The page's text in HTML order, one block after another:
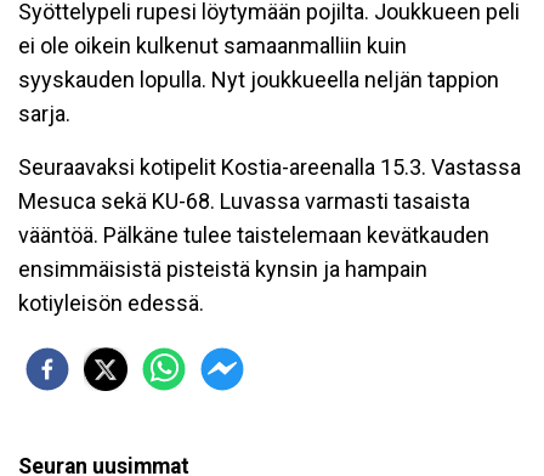
Syöttelypeli rupesi löytymään pojilta. Joukkueen peli
ei ole oikein kulkenut samaanmalliin kuin
syyskauden lopulla. Nyt joukkueella neljän tappion
sarja.
Seuraavaksi kotipelit Kostia-areenalla 15.3. Vastassa
Mesuca sekä KU-68. Luvassa varmasti tasaista
vääntöä. Pälkäne tulee taistelemaan kevätkauden
ensimmäisistä pisteistä kynsin ja hampain
kotiyleisön edessä.
Seuran uusimmat